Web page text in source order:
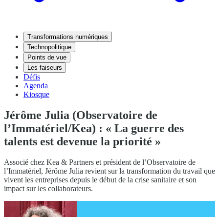
Transformations numériques
Technopolitique
Points de vue
Les faiseurs
Défis
Agenda
Kiosque
Jérôme Julia (Observatoire de
l’Immatériel/Kea) : « La guerre des
talents est devenue la priorité »
Associé chez Kea & Partners et président de l’Observatoire de
l’Immatériel, Jérôme Julia revient sur la transformation du travail que
vivent les entreprises depuis le début de la crise sanitaire et son
impact sur les collaborateurs.